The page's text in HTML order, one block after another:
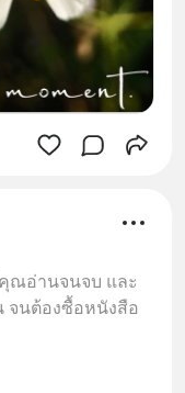
ณอ่านจนจบ และ
จนต้องซื้อหนังสือ